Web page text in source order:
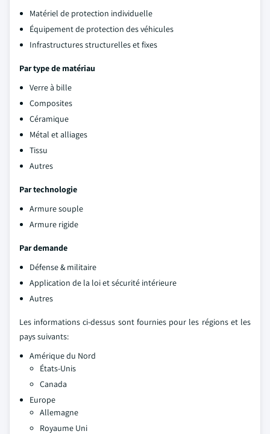
Matériel de protection individuelle
Équipement de protection des véhicules
Infrastructures structurelles et fixes
Par type de matériau
Verre à bille
Composites
Céramique
Métal et alliages
Tissu
Autres
Par technologie
Armure souple
Armure rigide
Par demande
Défense & militaire
Application de la loi et sécurité intérieure
Autres
Les informations ci-dessus sont fournies pour les régions et les
pays suivants:
Amérique du Nord
États-Unis
Canada
Europe
Allemagne
Royaume Uni